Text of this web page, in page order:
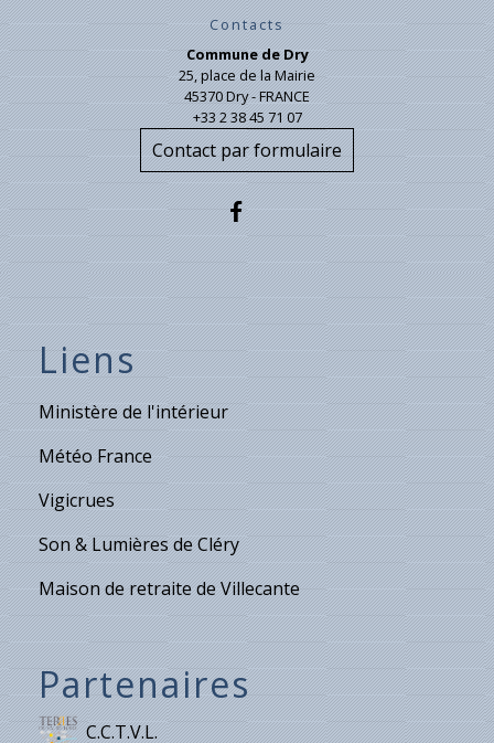
Contacts
Commune de Dry
25, place de la Mairie
45370 Dry - FRANCE
+33 2 38 45 71 07
Contact par formulaire
Liens
Ministère de l'intérieur
Météo France
Vigicrues
Son & Lumières de Cléry
Maison de retraite de Villecante
Partenaires
C.C.T.V.L.